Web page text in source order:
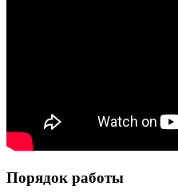
Порядок работы